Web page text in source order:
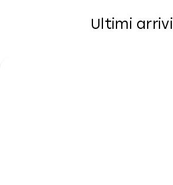
Ultimi arrivi